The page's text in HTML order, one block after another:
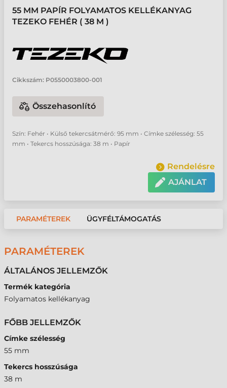
55 MM PAPÍR FOLYAMATOS KELLÉKANYAG
TEZEKO FEHÉR ( 38 M )
Cikkszám: P0550003800-001
Összehasonlító
Szín: Fehér • Külső tekercsátmérő: 95 mm • Címke szélesség: 55
mm • Tekercs hosszúsága: 38 m • Papír
Rendelésre
AJÁNLAT
PARAMÉTEREK ÜGYFÉLTÁMOGATÁS
PARAMÉTEREK
ÁLTALÁNOS JELLEMZŐK
Termék kategória
Folyamatos kellékanyag
FŐBB JELLEMZŐK
Címke szélesség
55 mm
Tekercs hosszúsága
38 m